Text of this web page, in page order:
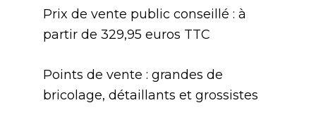
Prix de vente public conseillé : à
partir de 329,95 euros TTC
Points de vente : grandes de
bricolage, détaillants et grossistes